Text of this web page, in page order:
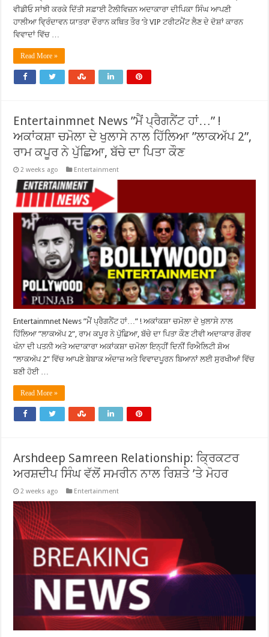
ਵੀਡੀਓ ਸਾਂਝੀ ਕਰਕੇ ਦਿੱਤੀ ਸਫ਼ਾਈ ਟੈਲੀਵਿਜ਼ਨ ਅਦਾਕਾਰਾ ਦੀਪਿਕਾ ਸਿੰਘ ਆਪਣੀ
ਹਾਲੀਆ ਵ੍ਰਿੰਦਾਵਨ ਯਾਤਰਾ ਦੌਰਾਨ ਕਥਿਤ ਤੌਰ ’ਤੇ VIP ਟਰੀਟਮੈਂਟ ਲੈਣ ਦੇ ਦੋਸ਼ਾਂ ਕਾਰਨ
ਵਿਵਾਦਾਂ ਵਿੱਚ …
Read More »
Entertainmnet News ”ਮੈਂ ਪ੍ਰੈਗਨੈਂਟ ਹਾਂ…” !
ਅਕਾਂਕਸ਼ਾ ਚਮੋਲਾ ਦੇ ਖੁਲਾਸੇ ਨਾਲ ਹਿੱਲਿਆ ”ਲਾਕਅੱਪ 2”,
ਰਾਮ ਕਪੂਰ ਨੇ ਪੁੱਛਿਆ, ਬੱਚੇ ਦਾ ਪਿਤਾ ਕੌਣ
2 weeks ago Entertainment
Entertainmnet News ”ਮੈਂ ਪ੍ਰੈਗਨੈਂਟ ਹਾਂ…” ! ਅਕਾਂਕਸ਼ਾ ਚਮੋਲਾ ਦੇ ਖੁਲਾਸੇ ਨਾਲ
ਹਿੱਲਿਆ ”ਲਾਕਅੱਪ 2”, ਰਾਮ ਕਪੂਰ ਨੇ ਪੁੱਛਿਆ, ਬੱਚੇ ਦਾ ਪਿਤਾ ਕੌਣ ਟੀਵੀ ਅਦਾਕਾਰ ਗੌਰਵ
ਖੰਨਾ ਦੀ ਪਤਨੀ ਅਤੇ ਅਦਾਕਾਰਾ ਅਕਾਂਕਸ਼ਾ ਚਮੋਲਾ ਇਨ੍ਹੀਂ ਦਿਨੀਂ ਰਿਐਲਿਟੀ ਸ਼ੋਅ
“ਲਾਕਅੱਪ 2” ਵਿੱਚ ਆਪਣੇ ਬੇਬਾਕ ਅੰਦਾਜ਼ ਅਤੇ ਵਿਵਾਦਪੂਰਨ ਬਿਆਨਾਂ ਲਈ ਸੁਰਖੀਆਂ ਵਿੱਚ
ਬਣੀ ਹੋਈ …
Read More »
Arshdeep Samreen Relationship: ਕ੍ਰਿਕਟਰ
ਅਰਸ਼ਦੀਪ ਸਿੰਘ ਵੱਲੋਂ ਸਮਰੀਨ ਨਾਲ ਰਿਸ਼ਤੇ ’ਤੇ ਮੋਹਰ
2 weeks ago Entertainment